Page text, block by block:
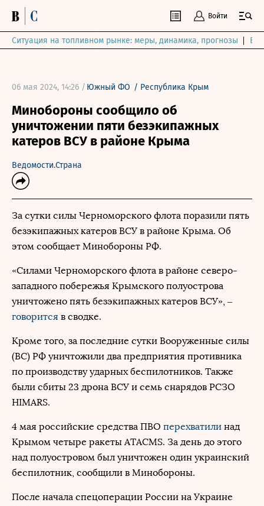
Войти
Ситуация на топливном рынке: меры, динамика, прогнозы
06 мая 2024, 14:26 / Южный ФО / Республика Крым
Минобороны сообщило об
уничтожении пяти безэкипажных
катеров ВСУ в районе Крыма
Ведомости.Страна
За сутки силы Черноморского флота поразили пять
безэкипажных катеров ВСУ в районе Крыма. Об
этом сообщает Минобороны РФ.
«Силами Черноморского флота в районе северо-
западного побережья Крымского полуострова
уничтожено пять безэкипажных катеров ВСУ», –
говорится в сводке.
Кроме того, за последние сутки Вооруженные силы
(ВС) РФ уничтожили два предприятия противника
по производству ударных беспилотников. Также
были сбиты 23 дрона ВСУ и семь снарядов РСЗО
HIMARS.
4 мая российские средства ПВО перехватили над
Крымом четыре ракеты ATACMS. За день до этого
над полуостровом был уничтожен один украинский
беспилотник, сообщили в Минобороны.
После начала спецоперации России на Украине